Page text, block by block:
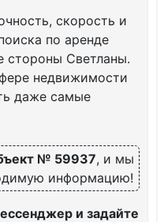
скорость и
по аренде
стороны Светланы.
недвижимости
даже самые
№ 59937, и мы
информацию!
и задайте